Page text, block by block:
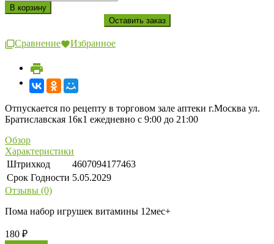
Сравнение Избранное
Отпускается по рецепту в торговом зале аптеки г.Москва ул.
Братиславская 16к1 ежедневно с 9:00 до 21:00
Обзор
Характеристики
Штрихкод
4607094177463
Срок Годности 5.05.2029
Отзывы (0)
Пома набор игрушек витамины 12мес+
180 ₽